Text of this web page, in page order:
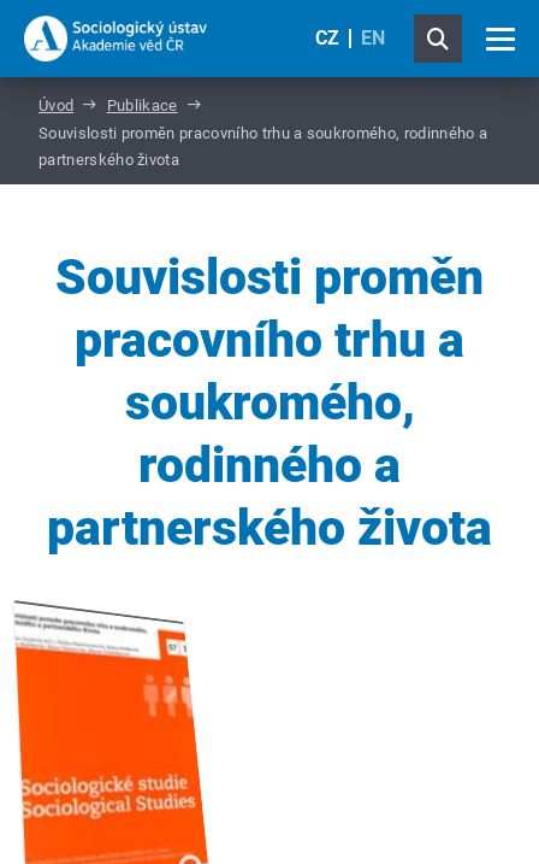
CZ EN
Úvod
Publikace
Souvislosti proměn pracovního trhu a soukromého, rodinného a
partnerského života
Souvislosti proměn
pracovního trhu a
soukromého,
rodinného a
partnerského života